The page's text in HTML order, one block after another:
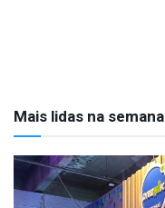
Mais lidas na semana